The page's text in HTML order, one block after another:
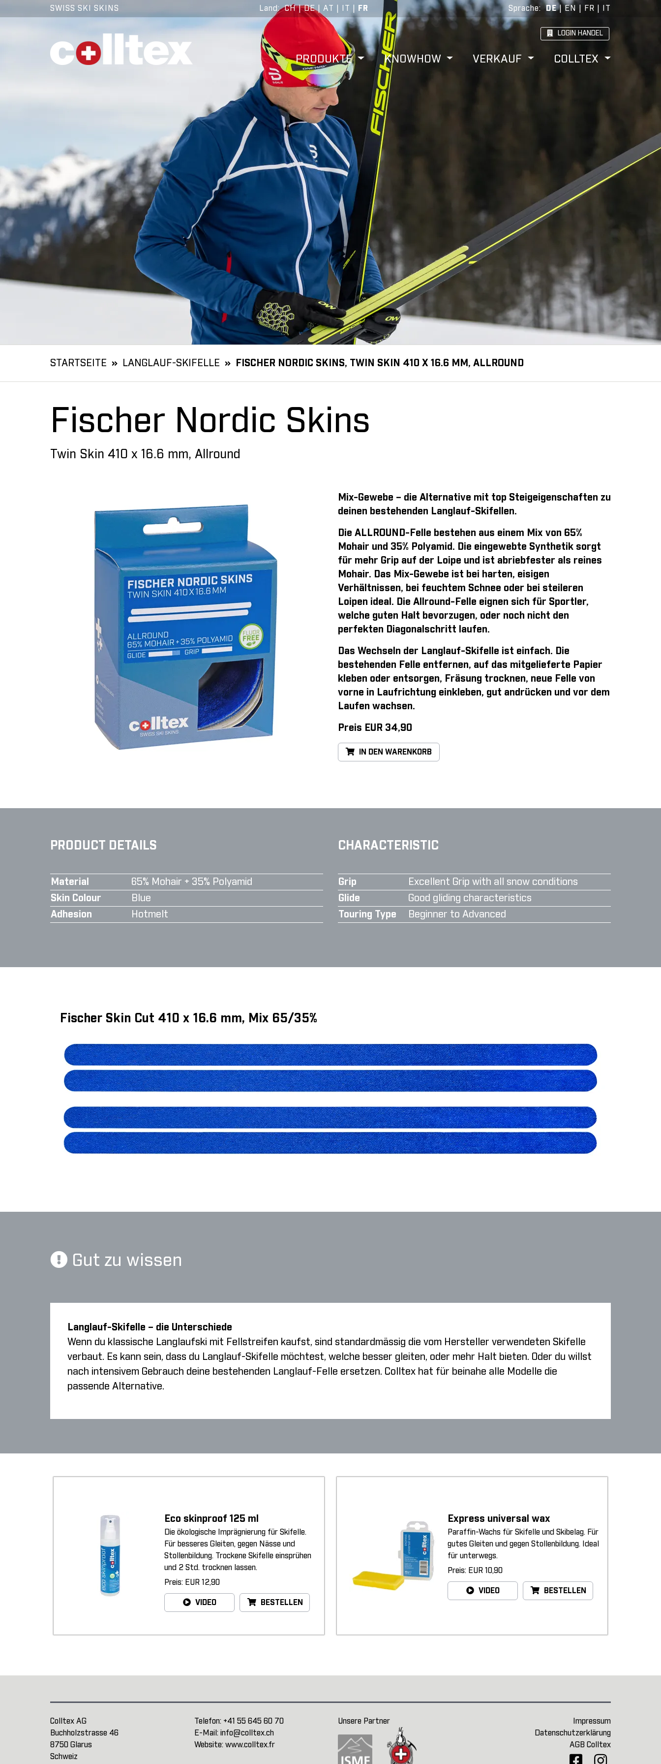
SWISS SKI SKINS Land:CH|DE| AT IT FR Sprache:DE| EN FR IT
LOGIN HANDEL
PRODUKTE KNOWHOW VERKAUF COLLTEX
STARTSEITE LANGLAUF-SKIFELLE FISCHER NORDIC SKINS, TWIN SKIN 410 X 16.6 MM, ALLROUND
Fischer Nordic Skins
Twin Skin 410 x 16.6 mm, Allround
Mix-Gewebe – die Alternative mit top Steigeigenschaften zu
deinen bestehenden Langlauf-Skifellen.
Die ALLROUND-Felle bestehen aus einem Mix von 65%
Mohair und 35% Polyamid. Die eingewebte Synthetik sorgt
für mehr Grip auf der Loipe und ist abriebfester als reines
Mohair. Das Mix-Gewebe ist bei harten, eisigen
Verhältnissen, bei feuchtem Schnee oder bei steileren
Loipen ideal. Die Allround-Felle eignen sich für Sportler,
welche guten Halt bevorzugen, oder noch nicht den
perfekten Diagonalschritt laufen.
Das Wechseln der Langlauf-Skifelle ist einfach. Die
bestehenden Felle entfernen, auf das mitgelieferte Papier
kleben oder entsorgen, Fräsung trocknen, neue Felle von
vorne in Laufrichtung einkleben, gut andrücken und vor dem
Laufen wachsen.
Preis EUR 34,90
IN DEN WARENKORB
PRODUCT DETAILS
Material
65% Mohair + 35% Polyamid
Skin Colour
Blue
Adhesion
Hotmelt
CHARACTERISTIC
Grip
Excellent Grip with all snow conditions
Glide
Good gliding characteristics
Touring Type
Beginner to Advanced
Fischer Skin Cut 410 x 16.6 mm, Mix 65/35%
Gut zu wissen
Langlauf-Skifelle – die Unterschiede
Wenn du klassische Langlaufski mit Fellstreifen kaufst, sind standardmässig die vom Hersteller verwendeten Skifelle
verbaut. Es kann sein, dass du Langlauf-Skifelle möchtest, welche besser gleiten, oder mehr Halt bieten. Oder du willst
nach intensivem Gebrauch deine bestehenden Langlauf-Felle ersetzen. Colltex hat für beinahe alle Modelle die
passende Alternative.
Eco skinproof 125 ml
Die ökologische Imprägnierung für Skifelle.
Für besseres Gleiten, gegen Nässe und
Stollenbildung. Trockene Skifelle einsprühen
und 2 Std. trocknen lassen.
Preis: EUR 12,90
VIDEO BESTELLEN
Express universal wax
Paraffin-Wachs für Skifelle und Skibelag. Für
gutes Gleiten und gegen Stollenbildung. Ideal
für unterwegs.
Preis: EUR 10,90
VIDEO BESTELLEN
Colltex AG
Buchholzstrasse 46
8750 Glarus
Schweiz
Telefon: +41 55 645 60 70
E-Mail: info@colltex.ch
Website: www.colltex.fr
Unsere Partner
Impressum
Datenschutzerklärung
AGB Colltex